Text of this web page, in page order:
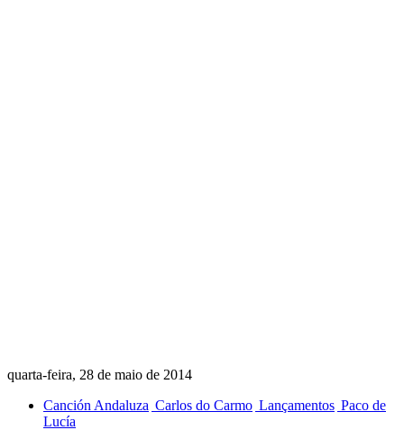
quarta-feira, 28 de maio de 2014
Canción Andaluza Carlos do Carmo Lançamentos Paco de
Lucía